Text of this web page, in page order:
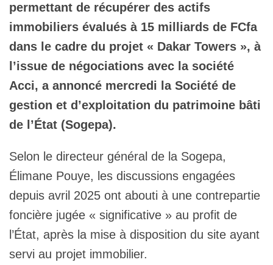
permettant de récupérer des actifs
immobiliers évalués à 15 milliards de FCfa
dans le cadre du projet « Dakar Towers », à
l’issue de négociations avec la société
Acci, a annoncé mercredi la Société de
gestion et d’exploitation du patrimoine bâti
de l’État (Sogepa).
Selon le directeur général de la Sogepa,
Élimane Pouye, les discussions engagées
depuis avril 2025 ont abouti à une contrepartie
foncière jugée « significative » au profit de
l’État, après la mise à disposition du site ayant
servi au projet immobilier.